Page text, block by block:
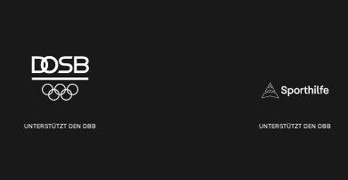
UNTERSTÜTZT DEN DBB UNTERSTÜTZT DEN DBB